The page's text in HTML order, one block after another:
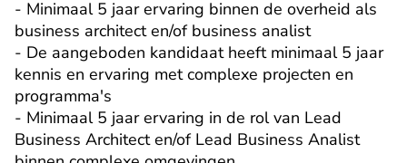
- Minimaal 5 jaar ervaring binnen de overheid als
business architect en/of business analist
- De aangeboden kandidaat heeft minimaal 5 jaar
kennis en ervaring met complexe projecten en
programma's
- Minimaal 5 jaar ervaring in de rol van Lead
Business Architect en/of Lead Business Analist